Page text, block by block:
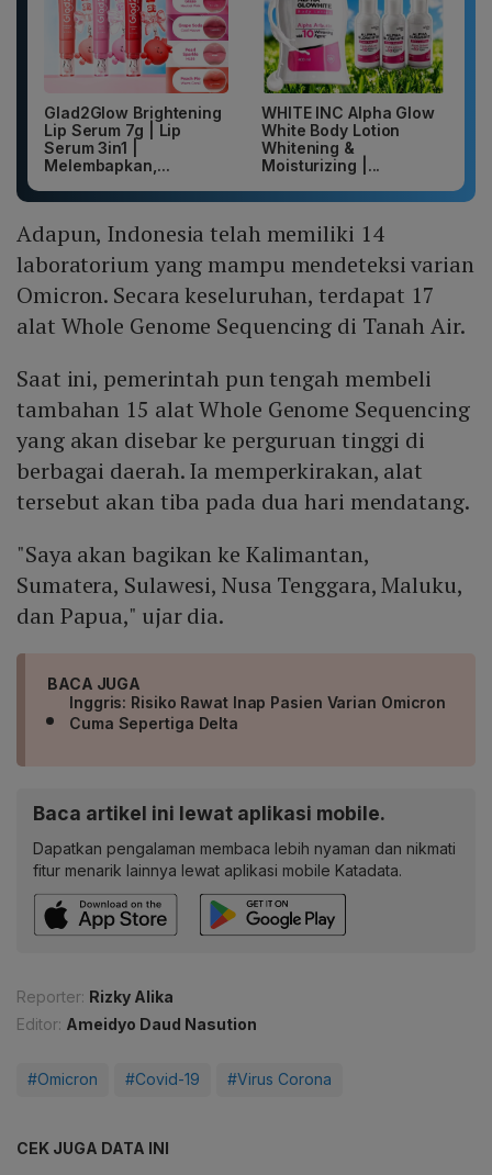
Glad2Glow Brightening
Lip Serum 7g | Lip
Serum 3in1 |
Melembapkan,...
WHITE INC Alpha Glow
White Body Lotion
Whitening &
Moisturizing |...
Adapun, Indonesia telah memiliki 14
laboratorium yang mampu mendeteksi varian
Omicron. Secara keseluruhan, terdapat 17
alat Whole Genome Sequencing di Tanah Air.
Saat ini, pemerintah pun tengah membeli
tambahan 15 alat Whole Genome Sequencing
yang akan disebar ke perguruan tinggi di
berbagai daerah. Ia memperkirakan, alat
tersebut akan tiba pada dua hari mendatang.
"Saya akan bagikan ke Kalimantan,
Sumatera, Sulawesi, Nusa Tenggara, Maluku,
dan Papua," ujar dia.
BACA JUGA
Inggris: Risiko Rawat Inap Pasien Varian Omicron
Cuma Sepertiga Delta
Baca artikel ini lewat aplikasi mobile.
Dapatkan pengalaman membaca lebih nyaman dan nikmati
fitur menarik lainnya lewat aplikasi mobile Katadata.
Reporter: Rizky Alika
Editor: Ameidyo Daud Nasution
#Omicron #Covid-19 #Virus Corona
CEK JUGA DATA INI